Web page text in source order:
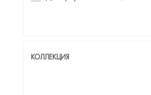
КОЛЛЕКЦИЯ